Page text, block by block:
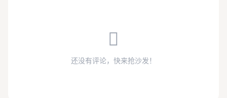
还没有评论，快来抢沙发！